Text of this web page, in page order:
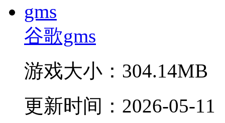
谷歌gms
游戏大小： 304.14MB
更新时间： 2026-05-11